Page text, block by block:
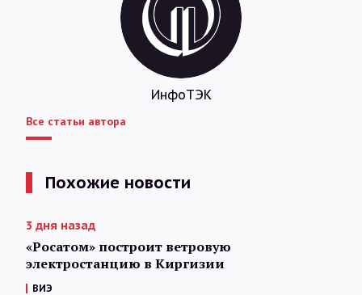
ИнфоТЭК
Все статьи автора
Похожие новости
3 дня назад
«Росатом» построит ветровую
электростанцию в Киргизии
ВИЭ